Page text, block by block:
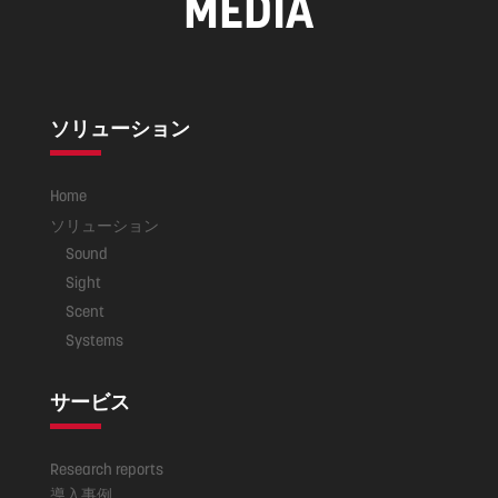
ソリューション
Home
ソリューション
Sound
Sight
Scent
Systems
サービス
Research reports